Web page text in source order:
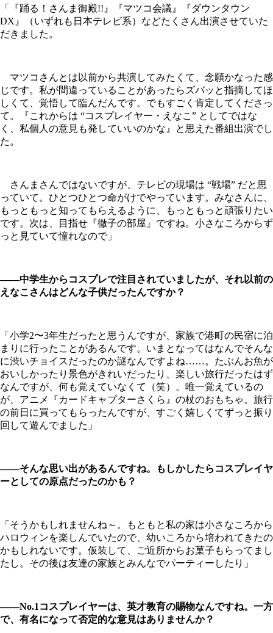
「『踊る！さんま御殿!!』『マツコ会議』『ダウンタウン
DX』（いずれも日本テレビ系）などたくさん出演させていた
だきました。
マツコさんとは以前から共演してみたくて、念願かなった感
じです。私が間違っていることがあったらズバッと指摘してほ
しくて、覚悟して臨んだんです。でもすごく肯定してくださっ
て。『これからは “コスプレイヤー・えなこ” としてではな
く、私個人の意見も発していいのかな』と思えた番組出演でし
た。
さんまさんではないですが、テレビの現場は “戦場” だと思
っていて。ひとつひとつ命がけでやっています。みなさんに、
もっともっと知ってもらえるように、もっともっと頑張りたい
です。次は、目指せ『徹子の部屋』ですね。小さなころからず
っと見ていて憧れなので」
――中学生からコスプレで注目されていましたが、それ以前の
えなこさんはどんな子供だったんですか？
「小学2〜3年生だったと思うんですが、家族で港町の民宿に泊
まりに行ったことがあるんです。いまとなってはなんでそんな
に渋いチョイスだったのか謎なんですよね……。たぶんお魚が
おいしかったり景色がきれいだったり、楽しい旅行だったはず
なんですが、何も覚えていなくて（笑）。唯一覚えているの
が、アニメ『カードキャプターさくら』の杖のおもちゃ。旅行
の前日に買ってもらったんですが、すごく嬉しくてずっと振り
回して遊んでました」
――そんな思い出があるんですね。もしかしたらコスプレイヤ
ーとしての原点だったのかも？
「そうかもしれませんね～。もともと私の家は小さなころから
ハロウィンを楽しんでいたので、幼いころから培われてきたの
かもしれないです。仮装して、ご近所からお菓子もらってまし
たし。その後は友達の家族とみんなでパーティーしたり」
――No.1コスプレイヤーは、英才教育の賜物なんですね。一方
で、有名になって否定的な意見はありませんか？